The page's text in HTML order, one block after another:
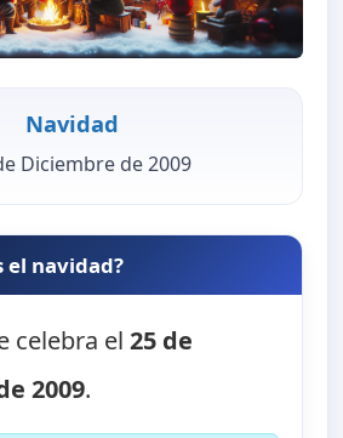
Navidad
Diciembre de 2009
el navidad?
celebra el25 de
2009.